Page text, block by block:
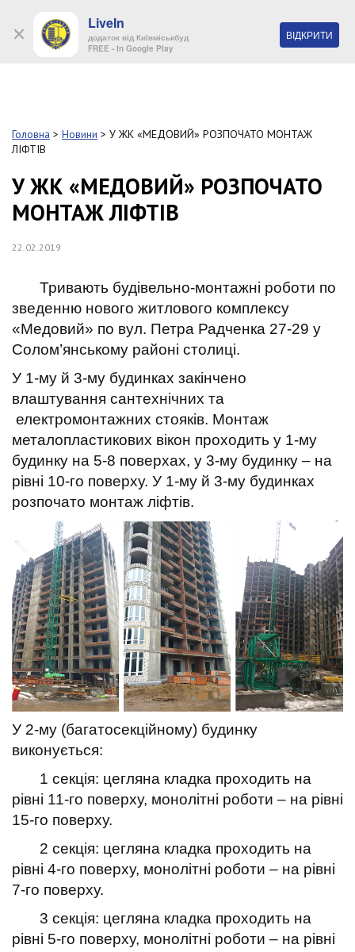
Головна > Новини > У ЖК «МЕДОВИЙ» РОЗПОЧАТО МОНТАЖ
ЛІФТІВ
У ЖК «МЕДОВИЙ» РОЗПОЧАТО
МОНТАЖ ЛІФТІВ
22.02.2019
Тривають будівельно-монтажні роботи по
зведенню нового житлового комплексу
«Медовий» по вул. Петра Радченка 27-29 у
Солом’янському районі столиці.
У 1-му й 3-му будинках закінчено
влаштування сантехнічних та
електромонтажних стояків. Монтаж
металопластикових вікон проходить у 1-му
будинку на 5-8 поверхах, у 3-му будинку – на
рівні 10-го поверху. У 1-му й 3-му будинках
розпочато монтаж ліфтів.
У 2-му (багатосекційному) будинку
виконується:
1 секція: цегляна кладка проходить на
рівні 11-го поверху, монолітні роботи – на рівні
15-го поверху.
2 секція: цегляна кладка проходить на
рівні 4-го поверху, монолітні роботи – на рівні
7-го поверху.
3 секція: цегляна кладка проходить на
рівні 5-го поверху, монолітні роботи – на рівні
LiveIn
додаток від Київміськбуд
FREE - In Google Play
ВІДКРИТИ